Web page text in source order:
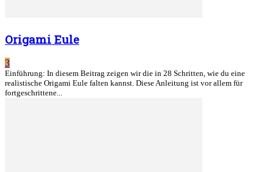
Origami Eule
3
Einführung: In diesem Beitrag zeigen wir die in 28 Schritten, wie du eine
realistische Origami Eule falten kannst. Diese Anleitung ist vor allem für
fortgeschrittene...